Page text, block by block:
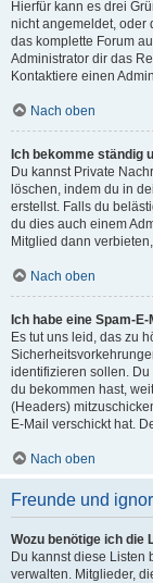
Hierfür kann es drei
nicht angemeldet, oder
das komplette Forum
Administrator dir das
Kontaktiere einen
Nach oben
Ich bekomme ständig
Du kannst Private
löschen, indem du in
erstellst. Falls du
du dies auch einem
Mitglied dann
Nach oben
Ich habe eine Spam-
Es tut uns leid, das zu
identifizieren sollen. Du
du bekommen hast,
(Headers)
E-Mail verschickt hat.
Nach oben
Freunde und
Wozu benötige ich die
Du kannst diese Listen
verwalten. Mitglieder,